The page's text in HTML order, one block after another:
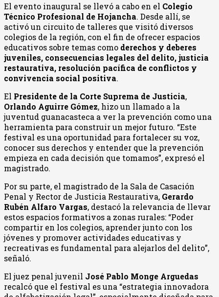
El evento inaugural se llevó a cabo en el Colegio
Técnico Profesional de Hojancha. Desde allí, se
activó un circuito de talleres que visitó diversos
colegios de la región, con el fin de ofrecer espacios
educativos sobre temas como derechos y deberes
juveniles, consecuencias legales del delito, justicia
restaurativa, resolución pacífica de conflictos y
convivencia social positiva.
El Presidente de la Corte Suprema de Justicia,
Orlando Aguirre Gómez, hizo un llamado a la
juventud guanacasteca a ver la prevención como una
herramienta para construir un mejor futuro. “Este
festival es una oportunidad para fortalecer su voz,
conocer sus derechos y entender que la prevención
empieza en cada decisión que tomamos”, expresó el
magistrado.
Por su parte, el magistrado de la Sala de Casación
Penal y Rector de Justicia Restaurativa, Gerardo
Rubén Alfaro Vargas, destacó la relevancia de llevar
estos espacios formativos a zonas rurales: “Poder
compartir en los colegios, aprender junto con los
jóvenes y promover actividades educativas y
recreativas es fundamental para alejarlos del delito”,
señaló.
El juez penal juvenil José Pablo Monge Arguedas
recalcó que el festival es una “estrategia innovadora